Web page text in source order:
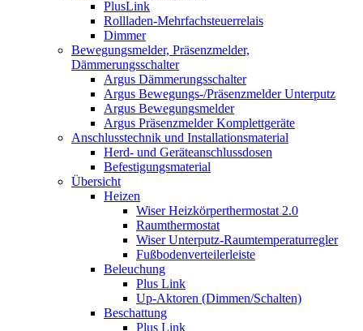
PlusLink
Rollladen-Mehrfachsteuerrelais
Dimmer
Bewegungsmelder, Präsenzmelder,
Dämmerungsschalter
Argus Dämmerungsschalter
Argus Bewegungs-/Präsenzmelder Unterputz
Argus Bewegungsmelder
Argus Präsenzmelder Komplettgeräte
Anschlusstechnik und Installationsmaterial
Herd- und Geräteanschlussdosen
Befestigungsmaterial
Übersicht
Heizen
Wiser Heizkörperthermostat 2.0
Raumthermostat
Wiser Unterputz-Raumtemperaturregler
Fußbodenverteilerleiste
Beleuchung
Plus Link
Up-Aktoren (Dimmen/Schalten)
Beschattung
Plus Link